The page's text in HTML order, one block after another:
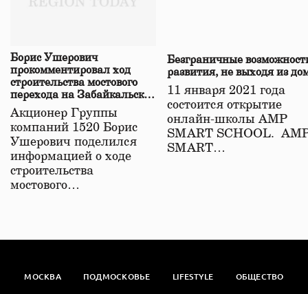
Борис Ушерович
прокомментировал ход
строительства мостового
перехода на Забайкальской
железной дороге
Акционер Группы
компаний 1520 Борис
Ушерович поделился
информацией о ходе
строительства
мостового…
Безграничные
развития, не выходя из
11 января 2021 года
состоится открытие
онлайн-школы АМР
SMART SCHOOL.
SMART…
МОСКВА ПОДМОСКОВЬЕ LIFESTYLE ОБЩЕСТВО